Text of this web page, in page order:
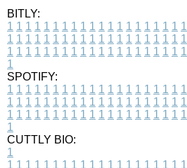
BITLY:
1 1 1 1 1 1 1 1 1 1 1 1 1 1 1 1 1 1 1 1
1 1 1 1 1 1 1 1 1 1 1 1 1 1 1 1 1 1 1 1
1 1 1 1 1 1 1 1 1 1 1 1 1 1 1 1 1 1 1 1
1
SPOTIFY:
1 1 1 1 1 1 1 1 1 1 1 1 1 1 1 1 1 1 1 1
1 1 1 1 1 1 1 1 1 1 1 1 1 1 1 1 1 1 1 1
1 1 1 1 1 1 1 1 1 1 1 1 1 1 1 1 1 1 1 1
1
CUTTLY BIO:
1
1 1 1 1 1 1 1 1 1 1 1 1 1 1 1 1 1 1 1 1